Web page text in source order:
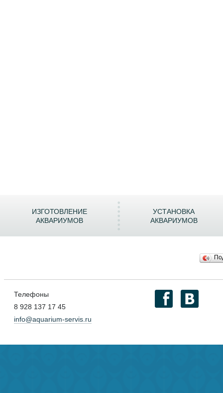
ИЗГОТОВЛЕНИЕ
АКВАРИУМОВ
УСТАНОВКА
АКВАРИУМОВ
Телефоны
8 928 137 17 45
info@aquarium-servis.ru